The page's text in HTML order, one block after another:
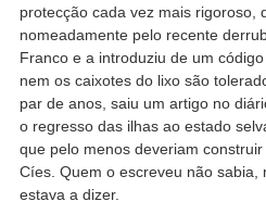
protecção cada vez mais rigoroso,
nomeadamente pelo recente
Franco e a introduziu de um
nem os caixotes do lixo são
par de anos, saiu um artigo no
o regresso das ilhas ao estado
que pelo menos deveriam
Cíes. Quem o escreveu não sabia,
estava a dizer.